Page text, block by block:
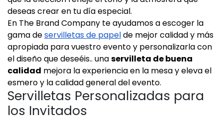
deseas crear en tu día especial.
En The Brand Company te ayudamos a escoger la
gama deservilletas de papelde mejor calidad y más
apropiada para vuestro evento y personalizarla con
el diseño que deseéis.. unaservilleta de buena
calidad mejora la experiencia en la mesa y eleva el
esmero y la calidad general del evento.
Servilletas Personalizadas para
los Invitados